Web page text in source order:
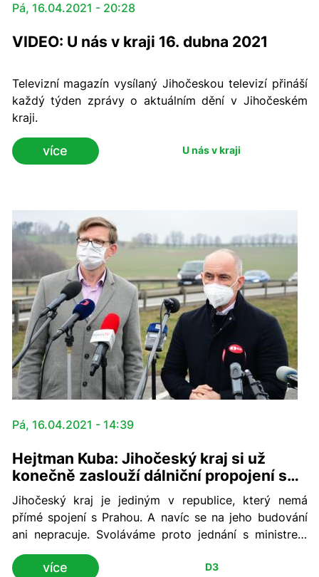
Pá, 16.04.2021 - 20:28
VIDEO: U nás v kraji 16. dubna 2021
Televizní magazín vysílaný Jihočeskou televizí přináší
každý týden zprávy o aktuálním dění v Jihočeském
kraji.
více U nás v kraji
Pá, 16.04.2021 - 14:39
Hejtman Kuba: Jihočeský kraj si už
konečně zaslouží dálniční propojení s
Prahou. Podporujeme proto dostavbu
D3 ve Středočeském kraji
Jihočeský kraj je jediným v republice, který nemá
přímé spojení s Prahou. A navíc se na jeho budování
ani nepracuje. Svoláváme proto jednání s ministrem
dopravy Karlem Havlíčkem a zástupci Ředitelství silnic
a dálnic ČR, aby se dokončení dálnice D3 konečně
více D3